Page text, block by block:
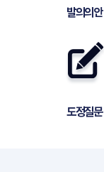
발의의안
도정질문